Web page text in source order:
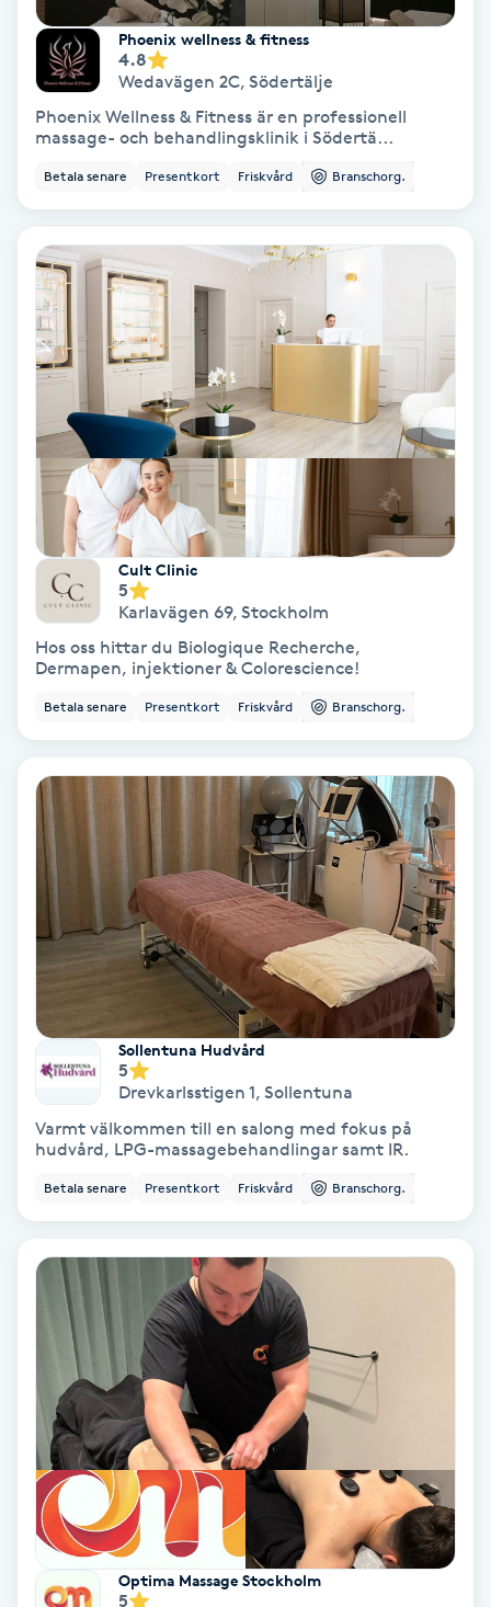
Enzympeeling
Extensions
Extensions borttagning
Face framing
Faceliftmassage
Fet hårbotten
Fettreducering
Fibromassage
Fillers
Fotmassage
Fotsvamp
Fotvård
Fransar
Fransborttagning
Fransfärgning
Fransförlängning
Fransförlängning Megavolym
Fransförlängning Volym
Fransrengöring
Frekvensterapi
Friskvård
Friskvårdsmassage
Frisör
Funktionsanalys
Phoenix wellness & fitness
4.8
Wedavägen 2C, Södertälje
Phoenix Wellness & Fitness är en professionell
massage- och behandlingsklinik i Södertä...
Betala senare Presentkort Friskvård Branschorg.
Cult Clinic
5
Karlavägen 69, Stockholm
Hos oss hittar du Biologique Recherche,
Dermapen, injektioner & Colorescience!
Betala senare Presentkort Friskvård Branschorg.
Sollentuna Hudvård
5
Drevkarlsstigen 1, Sollentuna
Varmt välkommen till en salong med fokus på
hudvård, LPG-massagebehandlingar samt IR.
Betala senare Presentkort Friskvård Branschorg.
Optima Massage Stockholm
5